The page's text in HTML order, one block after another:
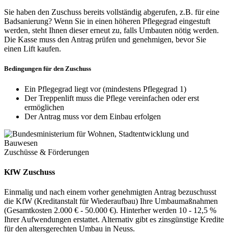
Sie haben den Zuschuss bereits vollständig abgerufen, z.B. für eine
Badsanierung? Wenn Sie in einen höheren Pflegegrad eingestuft
werden, steht Ihnen dieser erneut zu, falls Umbauten nötig werden.
Die Kasse muss den Antrag prüfen und genehmigen, bevor Sie
einen Lift kaufen.
Bedingungen für den Zuschuss
Ein Pflegegrad liegt vor (mindestens Pflegegrad 1)
Der Treppenlift muss die Pflege vereinfachen oder erst
ermöglichen
Der Antrag muss vor dem Einbau erfolgen
Zuschüsse & Förderungen
KfW Zuschuss
Einmalig und nach einem vorher genehmigten Antrag bezuschusst
die KfW (Kreditanstalt für Wiederaufbau) Ihre Umbaumaßnahmen
(Gesamtkosten 2.000 € - 50.000 €). Hinterher werden 10 - 12,5 %
Ihrer Aufwendungen erstattet. Alternativ gibt es zinsgünstige Kredite
für den altersgerechten Umbau in Neuss.